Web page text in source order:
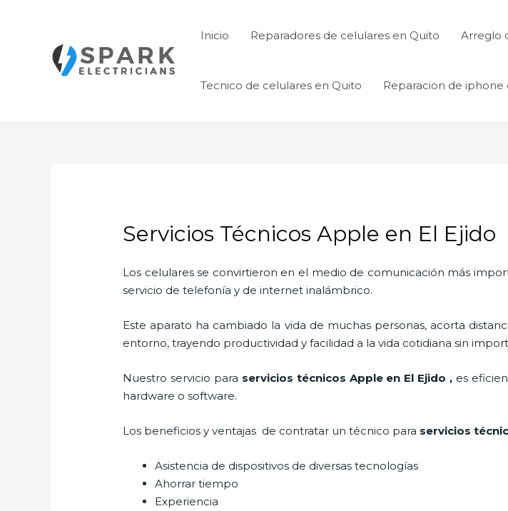
Inicio Reparadores de celulares en Quito Arreglo
Tecnico de celulares en Quito Reparacion de iphone
Servicios Técnicos Apple en El Ejido
Los celulares se convirtieron en el medio de comunicación más
servicio de telefonía y de internet inalámbrico.
Este aparato ha cambiado la vida de muchas personas, acorta
entorno, trayendo productividad y facilidad a la vida cotidiana sin
Nuestro servicio para servicios técnicos Apple en El Ejido , es
hardware o software.
Los beneficios y ventajas de contratar un técnico para servicios
Asistencia de dispositivos de diversas tecnologías
Ahorrar tiempo
Experiencia